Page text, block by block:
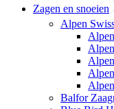
Zagen en snoeien
Alpen
Balfor